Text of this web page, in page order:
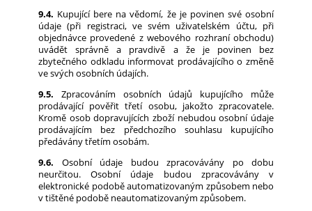
9.4. Kupující bere na vědomí, že je povinen své osobní
údaje (při registraci, ve svém uživatelském účtu, při
objednávce provedené z webového rozhraní obchodu)
uvádět správně a pravdivě a že je povinen bez
zbytečného odkladu informovat prodávajícího o změně
ve svých osobních údajích.
9.5. Zpracováním osobních údajů kupujícího může
prodávající pověřit třetí osobu, jakožto zpracovatele.
Kromě osob dopravujících zboží nebudou osobní údaje
prodávajícím bez předchozího souhlasu kupujícího
předávány třetím osobám.
9.6. Osobní údaje budou zpracovávány po dobu
neurčitou. Osobní údaje budou zpracovávány v
elektronické podobě automatizovaným způsobem nebo
v tištěné podobě neautomatizovaným způsobem.